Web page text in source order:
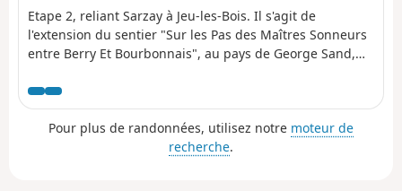
Etape 2, reliant Sarzay à Jeu-les-Bois. Il s'agit de
l'extension du sentier "Sur les Pas des Maîtres Sonneurs
entre Berry Et Bourbonnais", au pays de George Sand,
du roman "Les Maîtres Sonneurs", mais également les
deux romans "La Mare au Diable" et "Le Moulin
d'Angibault".
Pour plus de randonnées, utilisez notre moteur de
recherche.